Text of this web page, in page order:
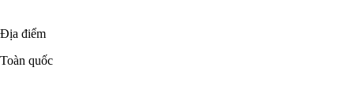
Địa điểm
Toàn quốc